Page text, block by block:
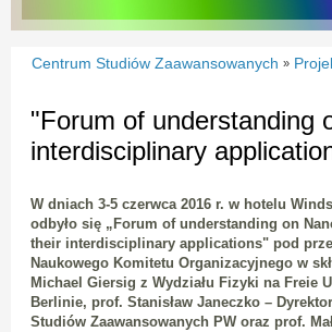
Centrum Studiów Zaawansowanych »
"Forum of understanding
interdisciplinary
W dniach 3-5 czerwca 2016 r. w hotelu
odbyło się „Forum of understanding on
their interdisciplinary applications" pod
Naukowego Komitetu Organizacyjnego w
Michael Giersig z Wydziału Fizyki na Freie
Berlinie, prof. Stanisław Janeczko –
Studiów Zaawansowanych PW oraz prof.